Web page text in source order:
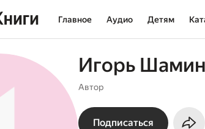
Главное Аудио Детям
Игорь Шамин
Автор
Подписаться